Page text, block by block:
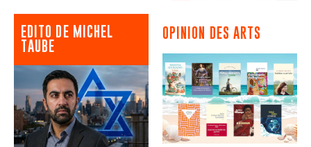
EDITO DE MICHEL
TAUBE
OPINION DES ARTS